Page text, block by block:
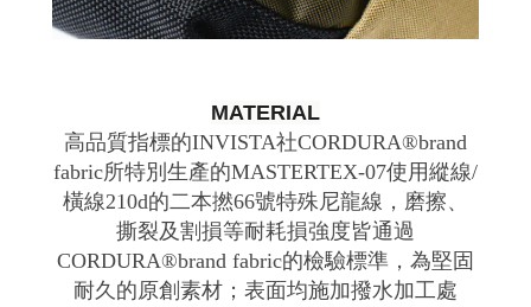
MATERIAL
高品質指標的INVISTA社CORDURA®brand
fabric所特別生產的MASTERTEX-07使用縱線/
橫線210d的二本撚66號特殊尼龍線，磨擦、
撕裂及割損等耐耗損強度皆通過
CORDURA®brand fabric的檢驗標準，為堅固
耐久的原創素材；表面均施加撥水加工處